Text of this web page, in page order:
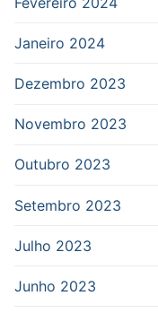
Janeiro 2024
Dezembro 2023
Novembro 2023
Outubro 2023
Setembro 2023
Julho 2023
Junho 2023